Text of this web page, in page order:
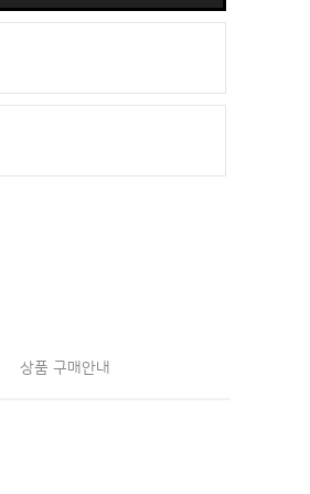
상품 구매안내